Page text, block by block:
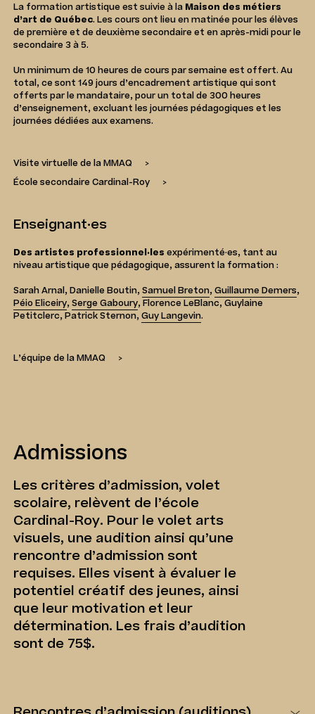
La formation artistique est suivie à la Maison des métiers
d’art de Québec. Les cours ont lieu en matinée pour les élèves
de première et de deuxième secondaire et en après-midi pour le
secondaire 3 à 5.
Un minimum de 10 heures de cours par semaine est offert. Au
total, ce sont 149 jours d’encadrement artistique qui sont
offerts par le mandataire, pour un total de 300 heures
d’enseignement, excluant les journées pédagogiques et les
journées dédiées aux examens.
Visite virtuelle de la MMAQ
>
École secondaire Cardinal-Roy
>
Enseignant·es
Des artistes professionnel·les expérimenté·es, tant au
niveau artistique que pédagogique, assurent la formation :
Sarah Arnal, Danielle Boutin,Samuel Breton,Guillaume Demers,
Péio Eliceiry,Serge Gaboury, Florence LeBlanc, Guylaine
Petitclerc, Patrick Sternon,Guy Langevin.
L’équipe de la MMAQ >
Admissions
Les critères d’admission, volet
scolaire, relèvent de l’école
Cardinal-Roy. Pour le volet arts
visuels, une audition ainsi qu’une
rencontre d’admission sont
requises. Elles visent à évaluer le
potentiel créatif des jeunes, ainsi
que leur motivation et leur
détermination. Les frais d’audition
sont de 75$.